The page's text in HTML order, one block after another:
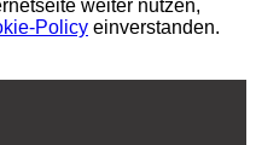
weiter nutzen,
Policy einverstanden.